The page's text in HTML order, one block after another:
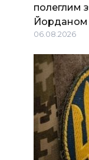
полеглим
Йорданом
06.08.2026